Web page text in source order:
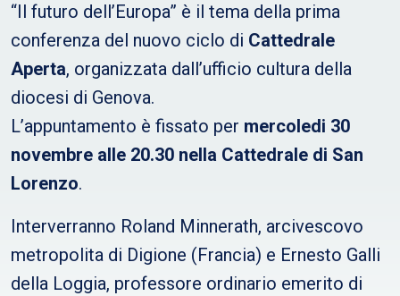
“Il futuro dell’Europa” è il tema della prima
conferenza del nuovo ciclo di Cattedrale
Aperta, organizzata dall’ufficio cultura della
diocesi di Genova.
L’appuntamento è fissato per mercoledi 30
novembre alle 20.30 nella Cattedrale di San
Lorenzo.
Interverranno Roland Minnerath, arcivescovo
metropolita di Digione (Francia) e Ernesto Galli
della Loggia, professore ordinario emerito di